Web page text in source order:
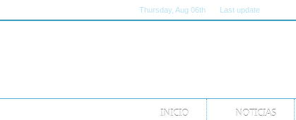
Thursday , Aug 06th Last update
INICIO NOTICIAS